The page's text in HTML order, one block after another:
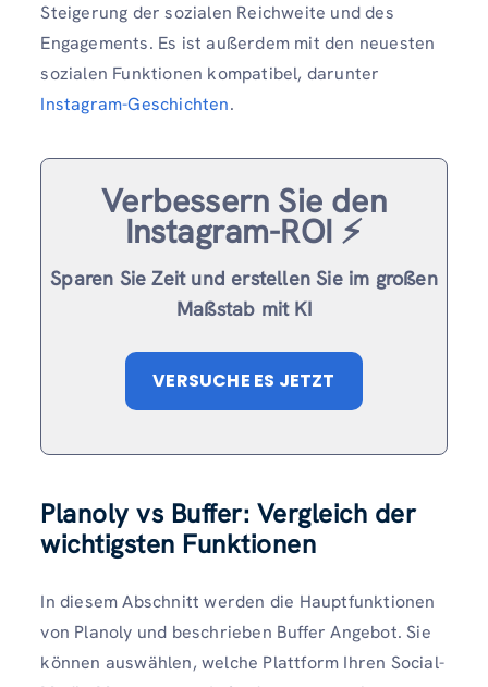
Steigerung der sozialen Reichweite und des
Engagements. Es ist außerdem mit den neuesten
sozialen Funktionen kompatibel, darunter
Instagram-Geschichten.
Verbessern Sie den
Instagram-ROI ⚡️
Sparen Sie Zeit und erstellen Sie im großen
Maßstab mit KI
VERSUCHE ES JETZT
Planoly vs Buffer: Vergleich der
wichtigsten Funktionen
In diesem Abschnitt werden die Hauptfunktionen
von Planoly und beschrieben Buffer Angebot. Sie
können auswählen, welche Plattform Ihren Social-